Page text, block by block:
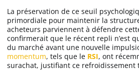
La préservation de ce seuil
primordiale pour maintenir la
acheteurs parviennent à défendre
confirmerait que le récent repli n’est
du marché avant une nouvelle
momentum, tels que le RSI, ont
surachat, justifiant ce refroidissement